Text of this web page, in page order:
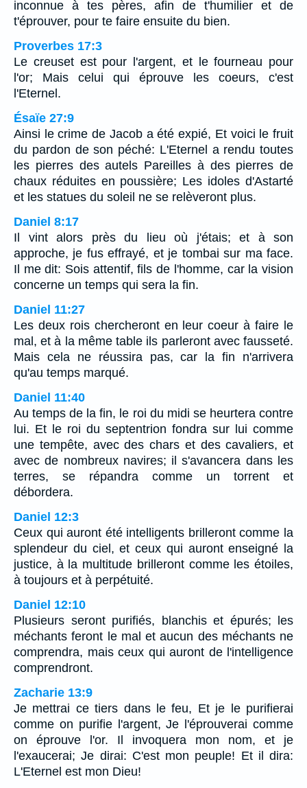
inconnue à tes pères, afin de t'humilier et de
t'éprouver, pour te faire ensuite du bien.
Proverbes 17:3
Le creuset est pour l'argent, et le fourneau pour
l'or; Mais celui qui éprouve les coeurs, c'est
l'Eternel.
Ésaïe 27:9
Ainsi le crime de Jacob a été expié, Et voici le fruit
du pardon de son péché: L'Eternel a rendu toutes
les pierres des autels Pareilles à des pierres de
chaux réduites en poussière; Les idoles d'Astarté
et les statues du soleil ne se relèveront plus.
Daniel 8:17
Il vint alors près du lieu où j'étais; et à son
approche, je fus effrayé, et je tombai sur ma face.
Il me dit: Sois attentif, fils de l'homme, car la vision
concerne un temps qui sera la fin.
Daniel 11:27
Les deux rois chercheront en leur coeur à faire le
mal, et à la même table ils parleront avec fausseté.
Mais cela ne réussira pas, car la fin n'arrivera
qu'au temps marqué.
Daniel 11:40
Au temps de la fin, le roi du midi se heurtera contre
lui. Et le roi du septentrion fondra sur lui comme
une tempête, avec des chars et des cavaliers, et
avec de nombreux navires; il s'avancera dans les
terres, se répandra comme un torrent et
débordera.
Daniel 12:3
Ceux qui auront été intelligents brilleront comme la
splendeur du ciel, et ceux qui auront enseigné la
justice, à la multitude brilleront comme les étoiles,
à toujours et à perpétuité.
Daniel 12:10
Plusieurs seront purifiés, blanchis et épurés; les
méchants feront le mal et aucun des méchants ne
comprendra, mais ceux qui auront de l'intelligence
comprendront.
Zacharie 13:9
Je mettrai ce tiers dans le feu, Et je le purifierai
comme on purifie l'argent, Je l'éprouverai comme
on éprouve l'or. Il invoquera mon nom, et je
l'exaucerai; Je dirai: C'est mon peuple! Et il dira:
L'Eternel est mon Dieu!